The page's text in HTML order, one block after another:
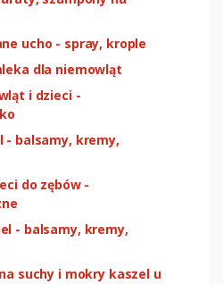
ucho - spray, krople
dla niemowląt
i dzieci -
- balsamy, kremy,
do zębów -
- balsamy, kremy,
suchy i mokry kaszel u